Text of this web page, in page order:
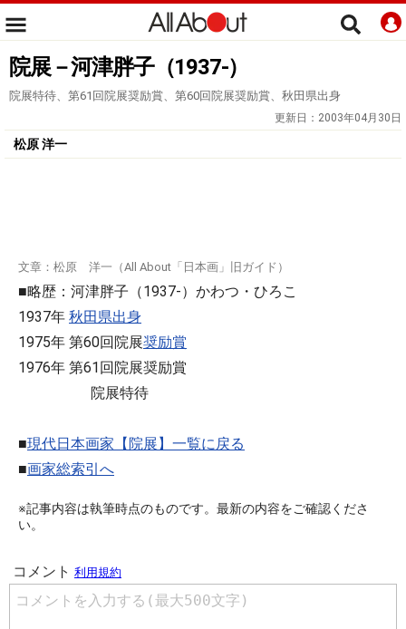
院展－河津胖子（1937-）
院展特待、第61回院展奨励賞、第60回院展奨励賞、秋田県出身
更新日： 2003年04月30日
松原 洋一
文章：松原 洋一（All About「日本画」旧ガイド）
■略歴：河津胖子（1937-）かわつ・ひろこ
1937年 秋田県出身
1975年 第60回院展奨励賞
1976年 第61回院展奨励賞
院展特待
■現代日本画家【院展】一覧に戻る
■画家総索引へ
※記事内容は執筆時点のものです。最新の内容をご確認くださ
い。